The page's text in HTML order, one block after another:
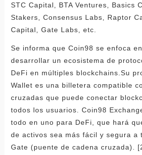
STC Capital, BTA Ventures, Basics
Stakers, Consensus Labs, Raptor
Capital, Gate Labs, etc.
Se informa que Coin98 se enfoca
desarrollar un ecosistema de
DeFi en múltiples blockchains.Su
Wallet es una billetera compatible
cruzadas que puede conectar
todos los usuarios. Coin98
todo en uno para DeFi, que hará
de activos sea más fácil y segura a
Gate (puente de cadena cruzada).